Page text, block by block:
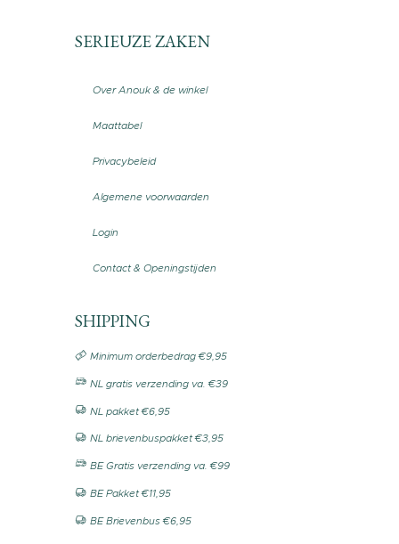
SERIEUZE ZAKEN
Over Anouk & de winkel
Maattabel
Privacybeleid
Algemene voorwaarden
Login
Contact & Openingstijden
SHIPPING
Minimum orderbedrag €9,95
NL gratis verzending va. €39
NL pakket €6,95
NL brievenbuspakket €3,95
BE Gratis verzending va. €99
BE Pakket €11,95
BE Brievenbus €6,95